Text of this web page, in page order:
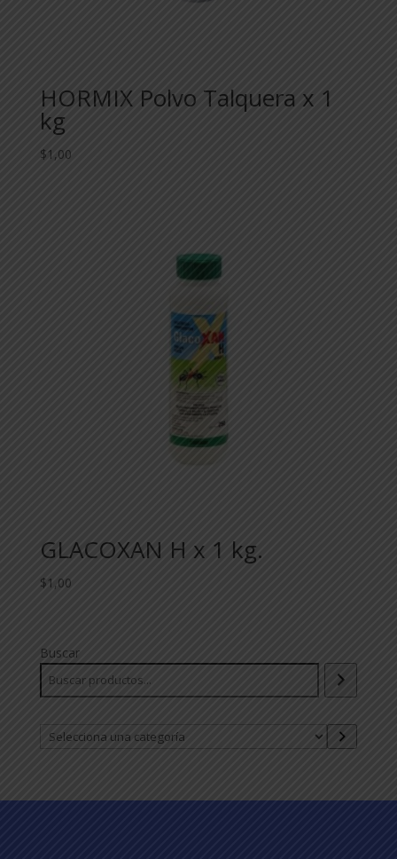
HORMIX Polvo Talquera x 1
kg
$1,00
GLACOXAN H x 1 kg.
$1,00
Buscar
Selecciona
una